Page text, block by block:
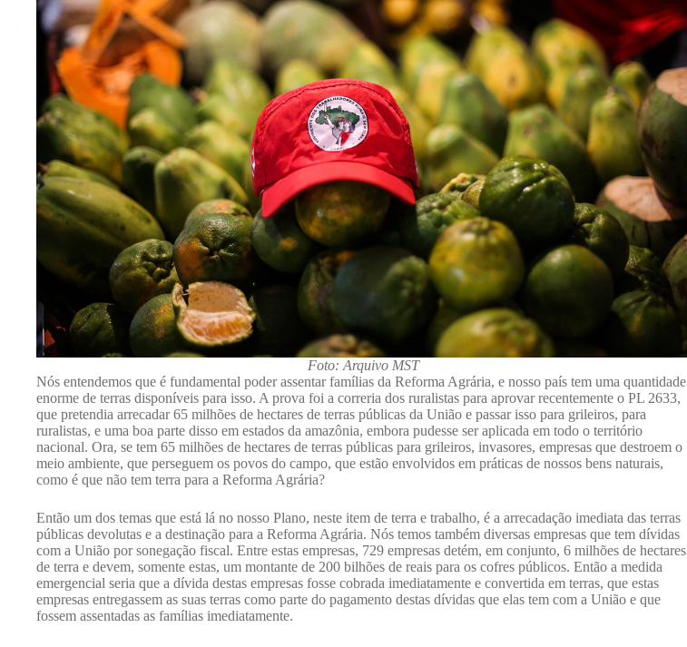
Foto: Arquivo MST
Nós entendemos que é fundamental poder assentar famílias da Reforma Agrária, e nosso país tem uma quantidade
enorme de terras disponíveis para isso. A prova foi a correria dos ruralistas para aprovar recentemente o PL 2633,
que pretendia arrecadar 65 milhões de hectares de terras públicas da União e passar isso para grileiros, para
ruralistas, e uma boa parte disso em estados da amazônia, embora pudesse ser aplicada em todo o território
nacional. Ora, se tem 65 milhões de hectares de terras públicas para grileiros, invasores, empresas que destroem o
meio ambiente, que perseguem os povos do campo, que estão envolvidos em práticas de nossos bens naturais,
como é que não tem terra para a Reforma Agrária?
Então um dos temas que está lá no nosso Plano, neste item de terra e trabalho, é a arrecadação imediata das terras
públicas devolutas e a destinação para a Reforma Agrária. Nós temos também diversas empresas que tem dívidas
com a União por sonegação fiscal. Entre estas empresas, 729 empresas detém, em conjunto, 6 milhões de hectares
de terra e devem, somente estas, um montante de 200 bilhões de reais para os cofres públicos. Então a medida
emergencial seria que a dívida destas empresas fosse cobrada imediatamente e convertida em terras, que estas
empresas entregassem as suas terras como parte do pagamento destas dívidas que elas tem com a União e que
fossem assentadas as famílias imediatamente.